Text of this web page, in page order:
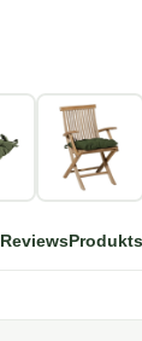
Reviews